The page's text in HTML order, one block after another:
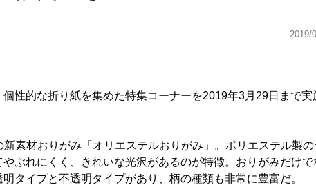
2019/
個性的な折り紙を集めた特集コーナーを2019年3月29日まで実
素材おりがみ「オリエステルおりがみ」。ポリエステル製の
ぶれにくく、きれいな光沢があるのが特徴。おりがみだけで
タイプと不透明タイプがあり、柄の種類も非常に豊富だ。